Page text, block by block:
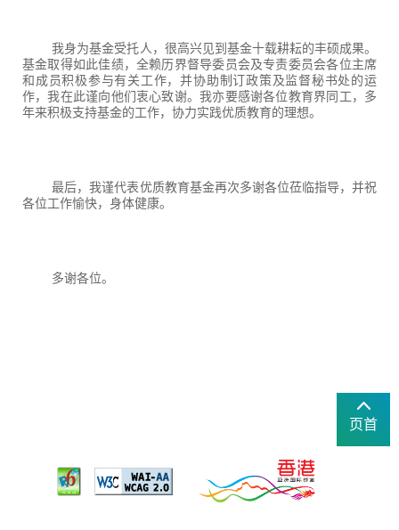
我身为基金受托人，很高兴见到基金十载耕耘的丰硕成果。
基金取得如此佳绩，全赖历界督导委员会及专责委员会各位主席
和成员积极参与有关工作，并协助制订政策及监督秘书处的运
作，我在此谨向他们衷心致谢。我亦要感谢各位教育界同工，多
年来积极支持基金的工作，协力实践优质教育的理想。
最后，我谨代表优质教育基金再次多谢各位莅临指导，并祝
各位工作愉快，身体健康。
多谢各位。
页首